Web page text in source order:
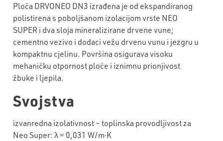
Ploča DRVONEO DN3 izrađena je od ekspandiranog
polistirena s poboljšanom izolacijom vrste NEO
SUPER i dva sloja mineralizirane drvene vune;
cementno vezivo i dodaci vežu drvenu vunu i jezgru u
kompaktnu cjelinu. Površina osigurava visoku
mehaničku otpornost ploče i iznimnu prionjivost
žbuke i ljepila.
Svojstva
izvanredna izolativnost – toplinska provodljivost za
Neo Super: λ = 0,031 W/m∙K